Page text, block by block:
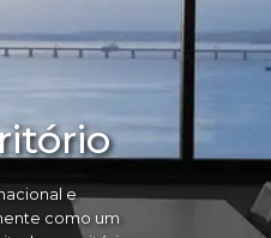
e
como um